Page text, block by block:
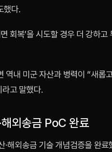
했다.
회복’을 시도할 경우 더 강하고
역내 미군 자산과 병력이 “새롭
고 말했다.
해외송금 PoC 완료
·해외송금 기술 개념검증을 완료